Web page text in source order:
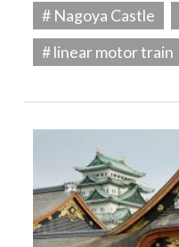
# Nagoya Castle
# linear motor train